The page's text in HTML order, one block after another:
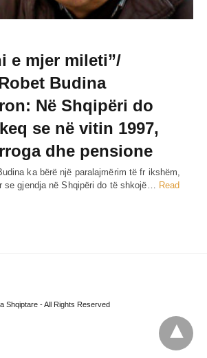
e mjer mileti”/
Budina
Në Shqipëri do
se në vitin 1997,
dhe pensione
ka bërë një paralajmërim të fr ikshëm,
se gjendja në Shqipëri do të shkojë… Read
Shqiptare - All Rights Reserved